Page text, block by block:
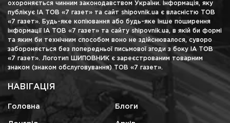
охороняється чинним законодавством України. Інформація, яку
публікує ІА ТОВ «7 газет» та сайт shipovnik.ua є власністю ТОВ
«7 газет». Будь-яке копіювання або будь-яке інше поширення
інформації ІА ТОВ «7 газет» та сайту shipovnik.ua, в якій би формі
та яким би технічним способом воно не здійснювалося, суворо
забороняється без попередньої письмової згоди з боку ІА ТОВ
«7 газет». Логотип ШИПОВНИК є зареєстрованим товарним
знаком (знаком обслуговування) ТОВ «7 газет».
НАВІГАЦІЯ
Головна Блоги